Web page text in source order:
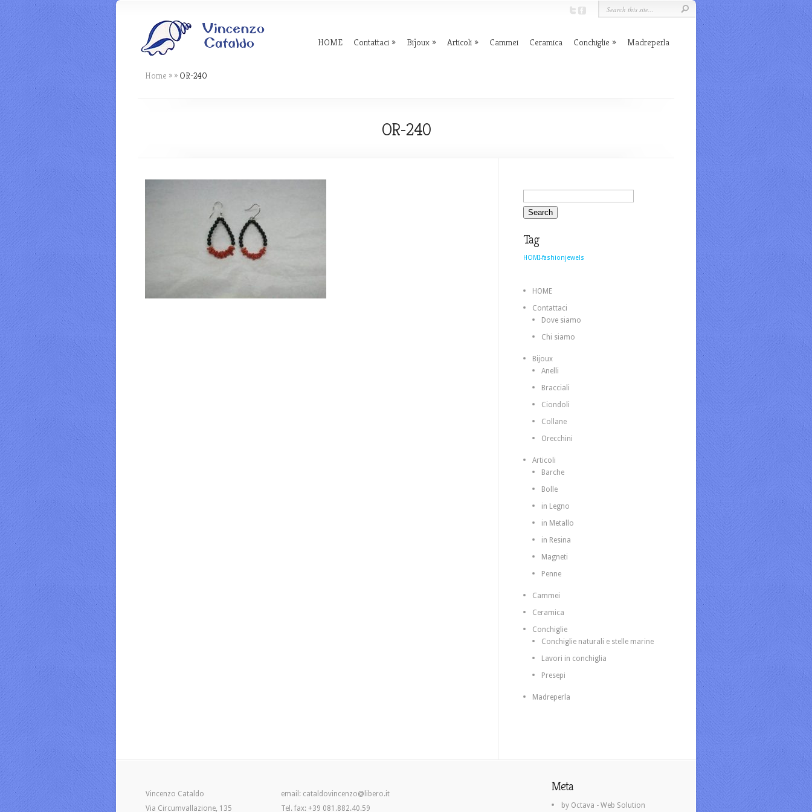
HOME Contattaci Bijoux Articoli Cammei Ceramica Conchiglie Madreperla
Home » » OR-240
OR-240
Tag
HOMI-fashionjewels
HOME
Contattaci
Dove siamo
Chi siamo
Bijoux
Anelli
Bracciali
Ciondoli
Collane
Orecchini
Articoli
Barche
Bolle
in Legno
in Metallo
in Resina
Magneti
Penne
Cammei
Ceramica
Conchiglie
Conchiglie naturali e stelle marine
Lavori in conchiglia
Presepi
Madreperla
Vincenzo Cataldo
Via Circumvallazione, 135
email: cataldovincenzo@libero.it
Tel. fax: +39 081.882.40.59
Meta
by Octava - Web Solution